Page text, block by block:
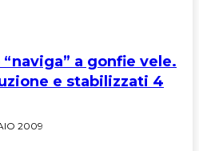
a gonfie vele.
e stabilizzati 4
2009